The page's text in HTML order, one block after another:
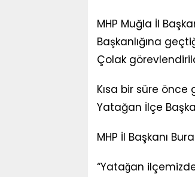
MHP Muğla İl
Başkanlığına
Çolak
Kısa bir süre
Yatağan İlçe
MHP İl Başkanı
“Yatağan